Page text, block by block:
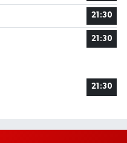
21:30
21:30
21:30